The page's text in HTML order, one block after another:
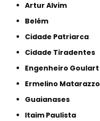
Artur Alvim
Belém
Cidade Patriarca
Cidade Tiradentes
Engenheiro Goulart
Ermelino Matarazzo
Guaianases
Itaim Paulista